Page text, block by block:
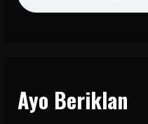
Ayo Beriklan